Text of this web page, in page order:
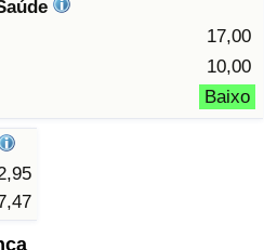
17,00
10,00
Baixo
(Atual)(Atual)
Vida
Vida (Atual)
(Atual)